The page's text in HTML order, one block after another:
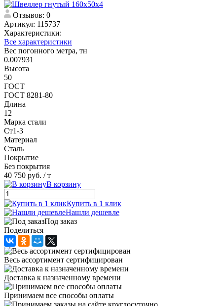
Отзывов: 0
Артикул: 115737
Характеристики:
Все характеристики
Вес погонного метра, тн
0.007931
Высота
50
ГОСТ
ГОСТ 8281-80
Длина
12
Марка стали
Ст1-3
Материал
Сталь
Покрытие
Без покрытия
40 750 руб. / т
В корзину
Купить в 1 клик
Нашли дешевле
Под заказ
Поделиться
Весь ассортимент сертифицирован
Доставка к назначенному времени
Принимаем все способы оплаты